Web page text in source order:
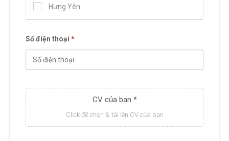
Hưng Yên
Số điện thoại *
CV của bạn *
Click để chọn & tải lên CV của bạn